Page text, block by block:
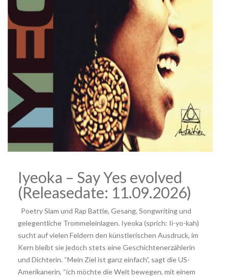
Iyeoka – Say Yes evolved
(Releasedate: 11.09.2026)
Poetry Slam und Rap Battle, Gesang, Songwriting und
gelegentliche Trommeleinlagen. Iyeoka (sprich: Ii-yo-kah)
sucht auf vielen Feldern den künstlerischen Ausdruck, im
Kern bleibt sie jedoch stets eine Geschichtenerzählerin
und Dichterin. “Mein Ziel ist ganz einfach”, sagt die US-
Amerikanerin, “ich möchte die Welt bewegen, mit einem